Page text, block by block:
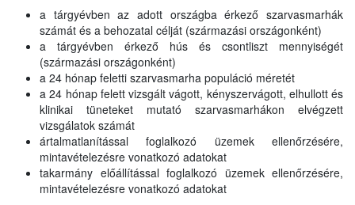
a tárgyévben az adott országba érkező szarvasmarhák
számát és a behozatal célját (származási országonként)
a tárgyévben érkező hús és csontliszt mennyiségét
(származási országonként)
a 24 hónap feletti szarvasmarha populáció méretét
a 24 hónap felett vizsgált vágott, kényszervágott, elhullott és
klinikai tüneteket mutató szarvasmarhákon elvégzett
vizsgálatok számát
ártalmatlanítással foglalkozó üzemek ellenőrzésére,
mintavételezésre vonatkozó adatokat
takarmány előállítással foglalkozó üzemek ellenőrzésére,
mintavételezésre vonatkozó adatokat